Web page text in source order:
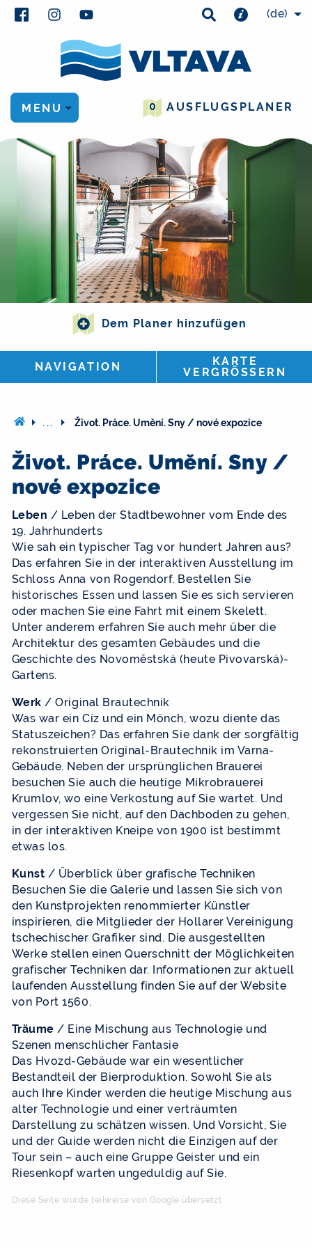
(de)
0 AUSFLUGSPLANER
MENU
Dem Planer hinzufügen
NAVIGATION
KARTE
VERGRÖSSERN
... Život. Práce. Umění. Sny / nové expozice
Život. Práce. Umění. Sny /
nové expozice
Leben / Leben der Stadtbewohner vom Ende des
19. Jahrhunderts
Wie sah ein typischer Tag vor hundert Jahren aus?
Das erfahren Sie in der interaktiven Ausstellung im
Schloss Anna von Rogendorf. Bestellen Sie
historisches Essen und lassen Sie es sich servieren
oder machen Sie eine Fahrt mit einem Skelett.
Unter anderem erfahren Sie auch mehr über die
Architektur des gesamten Gebäudes und die
Geschichte des Novoměstská (heute Pivovarská)-
Gartens.
Werk / Original Brautechnik
Was war ein Cíz und ein Mönch, wozu diente das
Statuszeichen? Das erfahren Sie dank der sorgfältig
rekonstruierten Original-Brautechnik im Varna-
Gebäude. Neben der ursprünglichen Brauerei
besuchen Sie auch die heutige Mikrobrauerei
Krumlov, wo eine Verkostung auf Sie wartet. Und
vergessen Sie nicht, auf den Dachboden zu gehen,
in der interaktiven Kneipe von 1900 ist bestimmt
etwas los.
Kunst / Überblick über grafische Techniken
Besuchen Sie die Galerie und lassen Sie sich von
den Kunstprojekten renommierter Künstler
inspirieren, die Mitglieder der Hollarer Vereinigung
tschechischer Grafiker sind. Die ausgestellten
Werke stellen einen Querschnitt der Möglichkeiten
grafischer Techniken dar. Informationen zur aktuell
laufenden Ausstellung finden Sie auf der Website
von Port 1560.
Träume / Eine Mischung aus Technologie und
Szenen menschlicher Fantasie
Das Hvozd-Gebäude war ein wesentlicher
Bestandteil der Bierproduktion. Sowohl Sie als
auch Ihre Kinder werden die heutige Mischung aus
alter Technologie und einer verträumten
Darstellung zu schätzen wissen. Und Vorsicht, Sie
und der Guide werden nicht die Einzigen auf der
Tour sein – auch eine Gruppe Geister und ein
Riesenkopf warten ungeduldig auf Sie.
Diese Seite wurde teilweise von Google übersetzt